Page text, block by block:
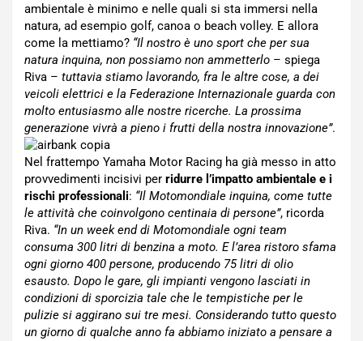
ambientale è minimo e nelle quali si sta immersi nella
natura, ad esempio golf, canoa o beach volley. E allora
come la mettiamo? “Il nostro è uno sport che per sua
natura inquina, non possiamo non ammetterlo – spiega
Riva – tuttavia stiamo lavorando, fra le altre cose, a dei
veicoli elettrici e la Federazione Internazionale guarda con
molto entusiasmo alle nostre ricerche. La prossima
generazione vivrà a pieno i frutti della nostra innovazione”.
Nel frattempo Yamaha Motor Racing ha già messo in atto
provvedimenti incisivi per ridurre l’impatto ambientale e i
rischi professionali: “Il Motomondiale inquina, come tutte
le attività che coinvolgono centinaia di persone”, ricorda
Riva. “In un week end di Motomondiale ogni team
consuma 300 litri di benzina a moto. E l’area ristoro sfama
ogni giorno 400 persone, producendo 75 litri di olio
esausto. Dopo le gare, gli impianti vengono lasciati in
condizioni di sporcizia tale che le tempistiche per le
pulizie si aggirano sui tre mesi. Considerando tutto questo
un giorno di qualche anno fa abbiamo iniziato a pensare a